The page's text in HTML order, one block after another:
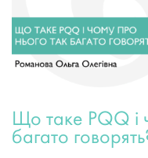
Що таке PQQ і
багато